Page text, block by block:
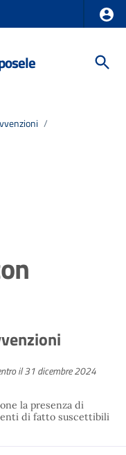
/
il 31 dicembre 2024
la presenza di
di fatto suscettibili